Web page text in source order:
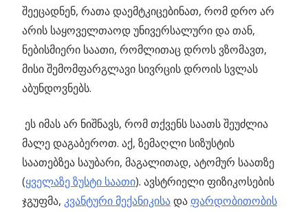
შეეცადნენ, რათა დაემტკიცებინათ, რომ დრო არ
არის საყოველთაოდ უნივერსალური და თან,
ნებისმიერი საათი, რომლითაც დროს ვზომავთ,
მისი შემომფარგლავი სივრცის დროის სვლას
აბუნდოვნებს.
ეს იმას არ ნიშნავს, რომ თქვენს საათს შეუძლია
მალე დაგაბეროთ. აქ, ზემაღლი სიზუსტის
საათებზეა საუბარი, მაგალითად, ატომურ საათზე
(ყველაზე ზუსტი საათი). ავსტრიელი ფიზიკოსების
ჯგუფმა, კვანტური მექანიკისადაფარდობითობის